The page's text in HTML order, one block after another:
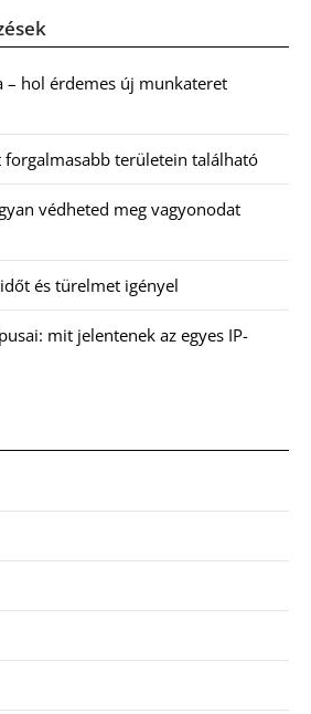
– hol érdemes új munkateret
forgalmasabb területein található
védheted meg vagyonodat
és türelmet igényel
mit jelentenek az egyes IP-